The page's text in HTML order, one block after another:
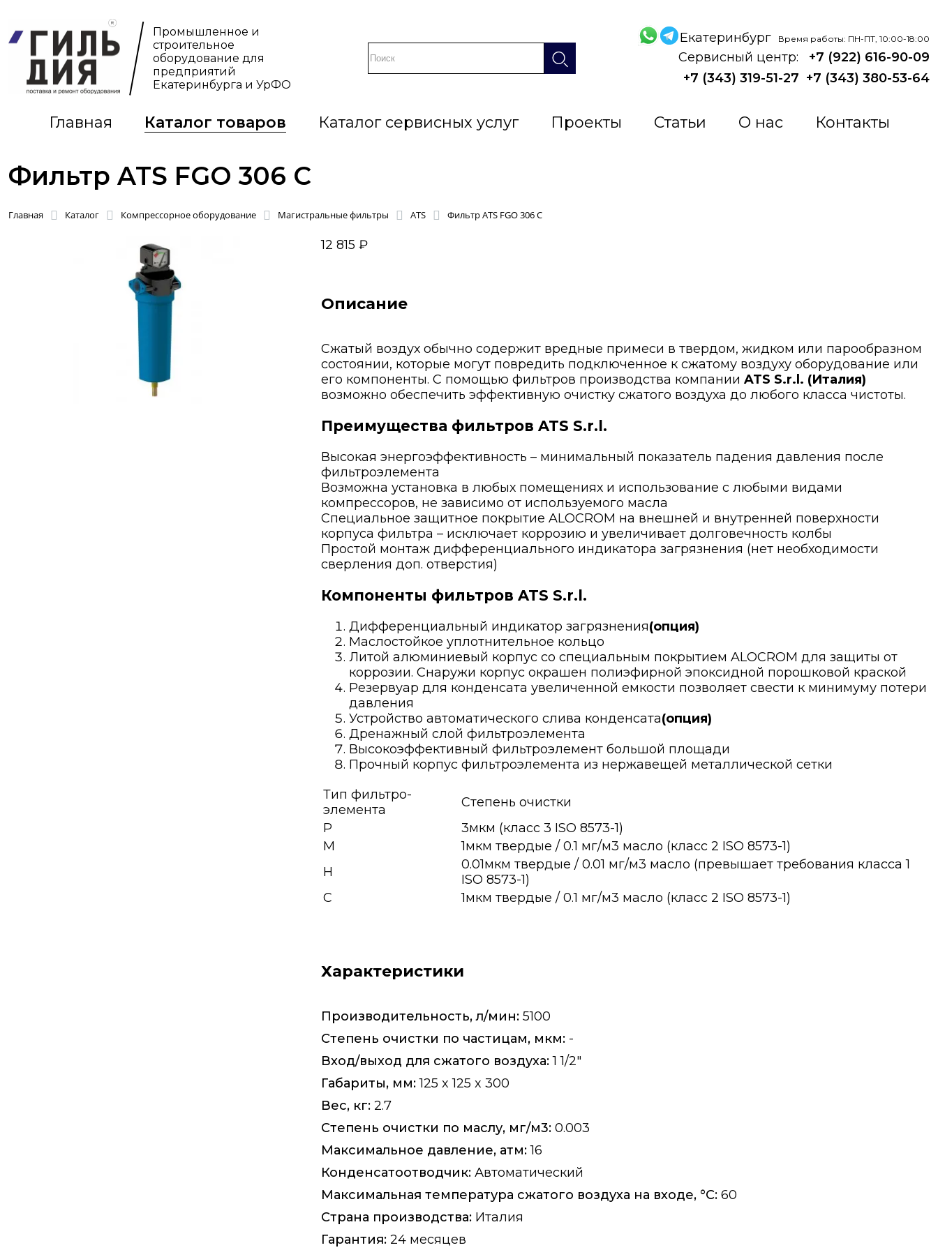
Промышленное и
строительное
оборудование для
предприятий
Екатеринбурга и УрФО
Екатеринбург Время работы: ПН-ПТ, 10:00-18:00
Сервисный центр:
+7 (922) 616-90-09
+7 (343) 319-51-27 +7 (343) 380-53-64
Главная Каталог товаров Каталог сервисных услуг Проекты Статьи О нас Контакты
Фильтр ATS FGO 306 C
Главная Каталог Компрессорное оборудование Магистральные фильтры ATS Фильтр ATS FGO 306 C
12 815 ₽
Описание
Сжатый воздух обычно содержит вредные примеси в твердом, жидком или парообразном
состоянии, которые могут повредить подключенное к сжатому воздуху оборудование или
его компоненты. С помощью фильтров производства компании ATS S.r.l. (Италия)
возможно обеспечить эффективную очистку сжатого воздуха до любого класса чистоты.
Преимущества фильтров ATS S.r.l.
Высокая энергоэффективность – минимальный показатель падения давления после
фильтроэлемента
Возможна установка в любых помещениях и использование с любыми видами
компрессоров, не зависимо от используемого масла
Специальное защитное покрытие ALOCROM на внешней и внутренней поверхности
корпуса фильтра – исключает коррозию и увеличивает долговечность колбы
Простой монтаж дифференциального индикатора загрязнения (нет необходимости
сверления доп. отверстия)
Компоненты фильтров ATS S.r.l.
Дифференциальный индикатор загрязнения(опция)
Маслостойкое уплотнительное кольцо
Литой алюминиевый корпус со специальным покрытием ALOCROM для защиты от
коррозии. Снаружи корпус окрашен полиэфирной эпоксидной порошковой краской
Резервуар для конденсата увеличенной емкости позволяет свести к минимуму потери
давления
Устройство автоматического слива конденсата(опция)
Дренажный слой фильтроэлемента
Высокоэффективный фильтроэлемент большой площади
Прочный корпус фильтроэлемента из нержавещей металлической сетки
Тип фильтро-
элемента
Степень очистки
P
3мкм (класс 3 ISO 8573-1)
M
1мкм твердые / 0.1 мг/м3 масло (класс 2 ISO 8573-1)
H
0.01мкм твердые / 0.01 мг/м3 масло (превышает требования класса 1
ISO 8573-1)
C
1мкм твердые / 0.1 мг/м3 масло (класс 2 ISO 8573-1)
Характеристики
Производительность, л/мин: 5100
Степень очистки по частицам, мкм: -
Вход/выход для сжатого воздуха:1 1/2"
Габариты, мм:125 x 125 x 300
Вес, кг: 2.7
Степень очистки по маслу, мг/м3: 0.003
Максимальное давление, атм:16
Конденсатоотводчик: Автоматический
Максимальная температура сжатого воздуха на входе, °C: 60
Страна производства: Италия
Гарантия: 24 месяцев